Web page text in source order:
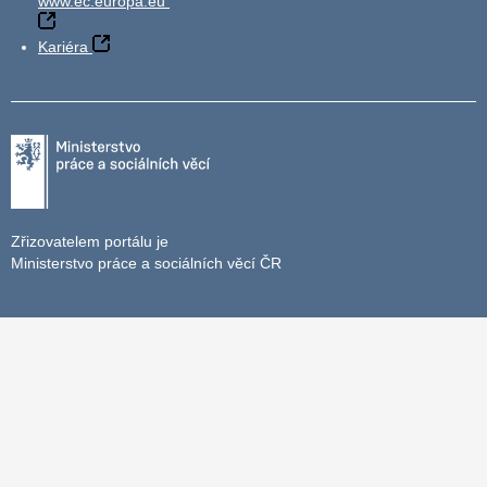
Kariéra
Zřizovatelem portálu je
Ministerstvo práce a sociálních věcí ČR